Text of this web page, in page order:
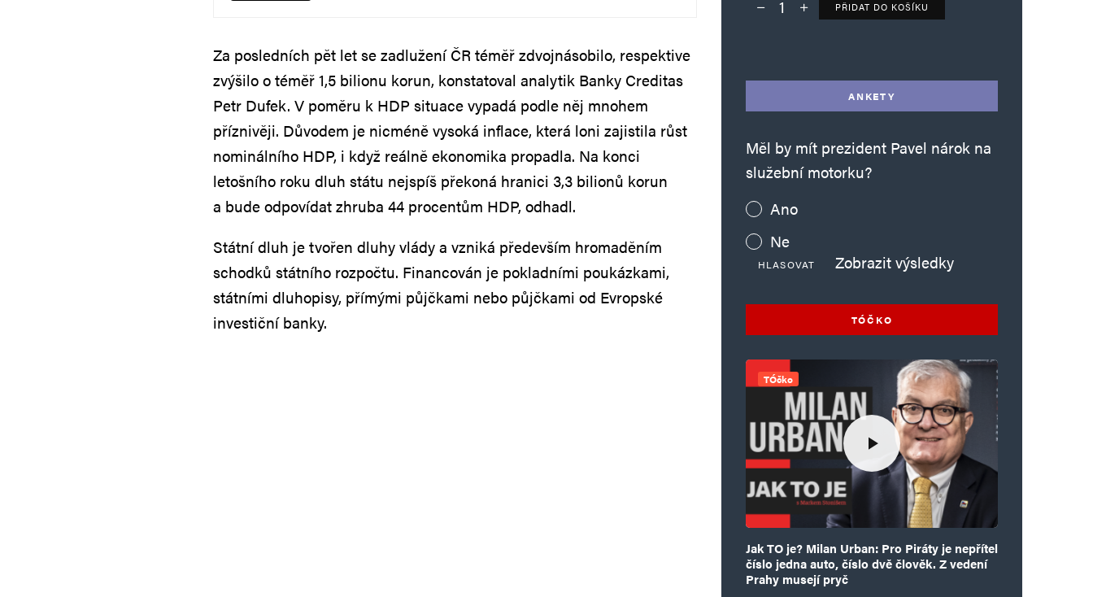
Za posledních pět let se zadlužení ČR téměř zdvojnásobilo, respektive
zvýšilo o téměř 1,5 bilionu korun, konstatoval analytik Banky Creditas
Petr Dufek. V poměru k HDP situace vypadá podle něj mnohem
příznivěji. Důvodem je nicméně vysoká inflace, která loni zajistila růst
nominálního HDP, i když reálně ekonomika propadla. Na konci
letošního roku dluh státu nejspíš překoná hranici 3,3 bilionů korun
a bude odpovídat zhruba 44 procentům HDP, odhadl.
Státní dluh je tvořen dluhy vlády a vzniká především hromaděním
schodků státního rozpočtu. Financován je pokladními poukázkami,
státními dluhopisy, přímými půjčkami nebo půjčkami od Evropské
investiční banky.
Deník TO – verze bez reklam množství
PŘIDAT DO KOŠÍKU
ANKETY
Měl by mít prezident Pavel nárok na
služební motorku?
Ano
Ne
HLASOVAT Zobrazit výsledky
TÓČKO
TÓčko
Jak TO je? Milan Urban: Pro Piráty je nepřítel
číslo jedna auto, číslo dvě člověk. Z vedení
Prahy musejí pryč